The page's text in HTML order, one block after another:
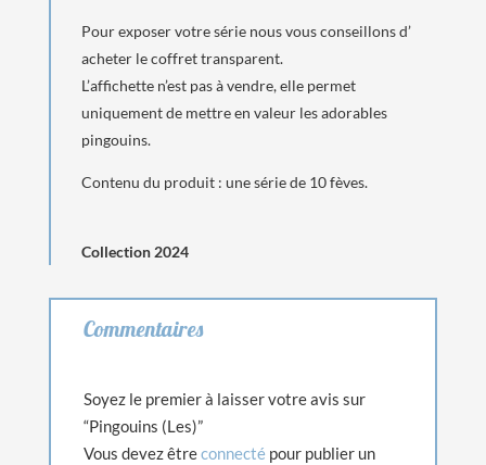
Pour exposer votre série nous vous conseillons d’
acheter le coffret transparent.
L’affichette n’est pas à vendre, elle permet
uniquement de mettre en valeur les adorables
pingouins.
Contenu du produit : une série de 10 fèves.
Collection 2024
Commentaires
Soyez le premier à laisser votre avis sur
“Pingouins (Les)”
Vous devez êtreconnectépour publier un